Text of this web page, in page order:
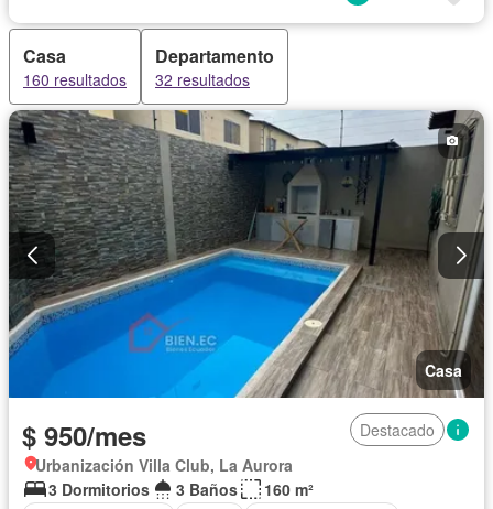
Casa
160 resultados
Departamento
32 resultados
Casa
$ 950/mes
Destacado
Urbanización Villa Club, La Aurora
3 Dormitorios
3 Baños
160 m²